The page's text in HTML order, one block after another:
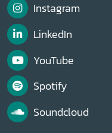
Instagram
LinkedIn
YouTube
Spotify
Soundcloud